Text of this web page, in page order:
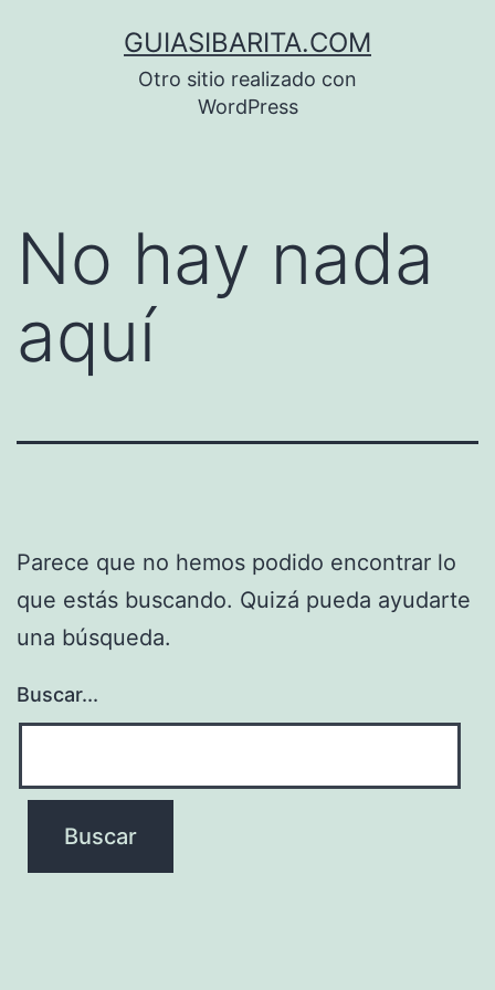
GUIASIBARITA.COM
Otro sitio realizado con
WordPress
No hay nada
aquí
Parece que no hemos podido encontrar lo
que estás buscando. Quizá pueda ayudarte
una búsqueda.
Buscar...